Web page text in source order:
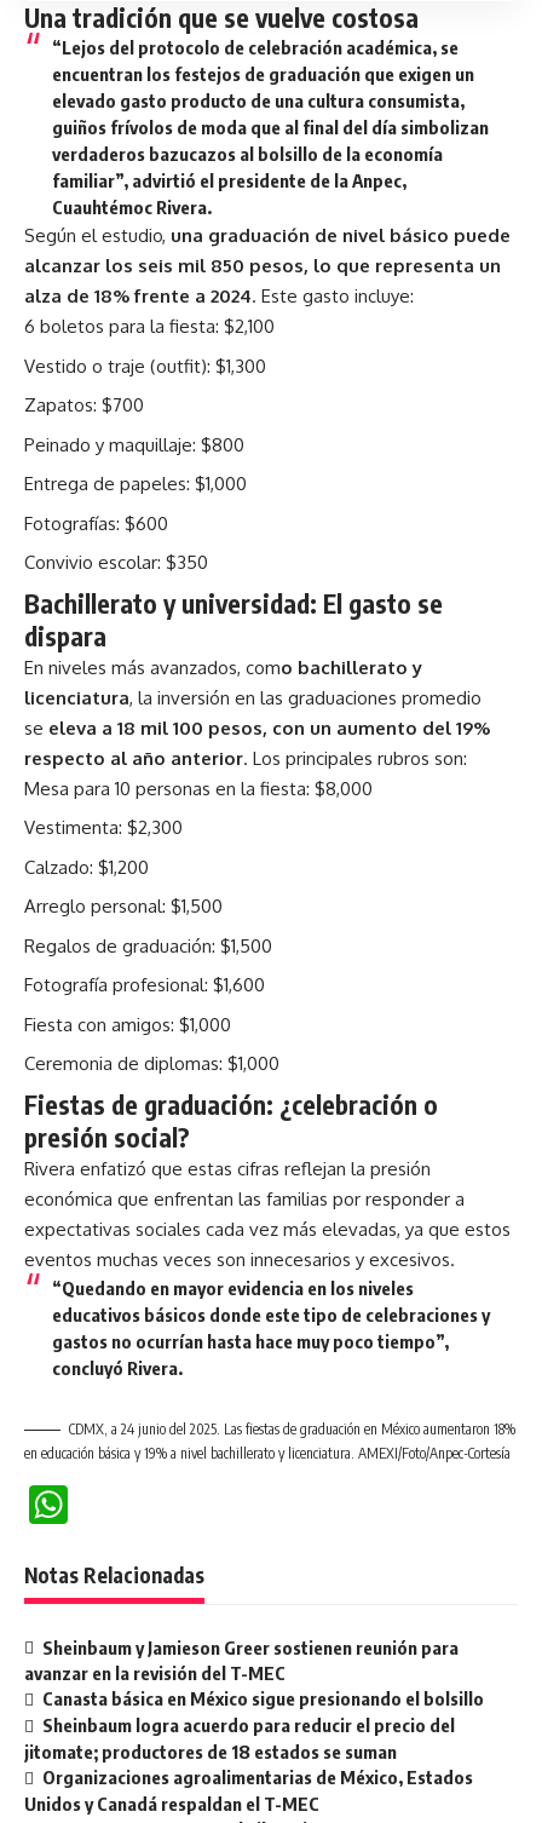
Una tradición que se vuelve costosa
“Lejos del protocolo de celebración académica, se
encuentran los festejos de graduación que exigen un
elevado gasto producto de una cultura consumista,
guiños frívolos de moda que al final del día simbolizan
verdaderos bazucazos al bolsillo de la economía
familiar”, advirtió el presidente de la Anpec,
Cuauhtémoc Rivera.
Según el estudio, una graduación de nivel básico puede
alcanzar los seis mil 850 pesos, lo que representa un
alza de 18% frente a 2024. Este gasto incluye:
6 boletos para la fiesta: $2,100
Vestido o traje (outfit): $1,300
Zapatos: $700
Peinado y maquillaje: $800
Entrega de papeles: $1,000
Fotografías: $600
Convivio escolar: $350
Bachillerato y universidad: El gasto se
dispara
En niveles más avanzados, como bachillerato y
licenciatura, la inversión en las graduaciones promedio
se eleva a 18 mil 100 pesos, con un aumento del 19%
respecto al año anterior. Los principales rubros son:
Mesa para 10 personas en la fiesta: $8,000
Vestimenta: $2,300
Calzado: $1,200
Arreglo personal: $1,500
Regalos de graduación: $1,500
Fotografía profesional: $1,600
Fiesta con amigos: $1,000
Ceremonia de diplomas: $1,000
Fiestas de graduación: ¿celebración o
presión social?
Rivera enfatizó que estas cifras reflejan la presión
económica que enfrentan las familias por responder a
expectativas sociales cada vez más elevadas, ya que estos
eventos muchas veces son innecesarios y excesivos.
“Quedando en mayor evidencia en los niveles
educativos básicos donde este tipo de celebraciones y
gastos no ocurrían hasta hace muy poco tiempo”,
concluyó Rivera.
CDMX, a 24 junio del 2025. Las fiestas de graduación en México aumentaron 18%
en educación básica y 19% a nivel bachillerato y licenciatura. AMEXI/Foto/Anpec-Cortesía
Notas Relacionadas
Sheinbaum y Jamieson Greer sostienen reunión para
avanzar en la revisión del T-MEC
Canasta básica en México sigue presionando el bolsillo
Sheinbaum logra acuerdo para reducir el precio del
jitomate; productores de 18 estados se suman
Organizaciones agroalimentarias de México, Estados
Unidos y Canadá respaldan el T-MEC